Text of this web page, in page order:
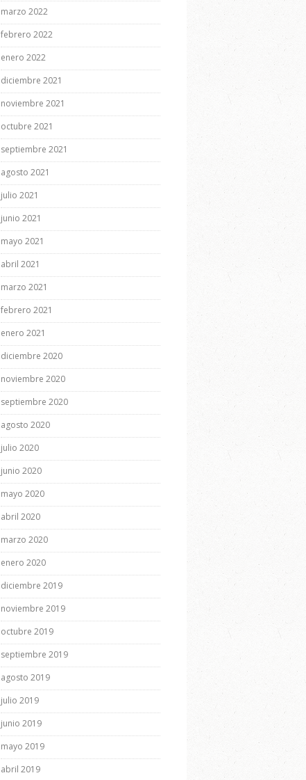
marzo 2022
febrero 2022
enero 2022
diciembre 2021
noviembre 2021
octubre 2021
septiembre 2021
agosto 2021
julio 2021
junio 2021
mayo 2021
abril 2021
marzo 2021
febrero 2021
enero 2021
diciembre 2020
noviembre 2020
septiembre 2020
agosto 2020
julio 2020
junio 2020
mayo 2020
abril 2020
marzo 2020
enero 2020
diciembre 2019
noviembre 2019
octubre 2019
septiembre 2019
agosto 2019
julio 2019
junio 2019
mayo 2019
abril 2019